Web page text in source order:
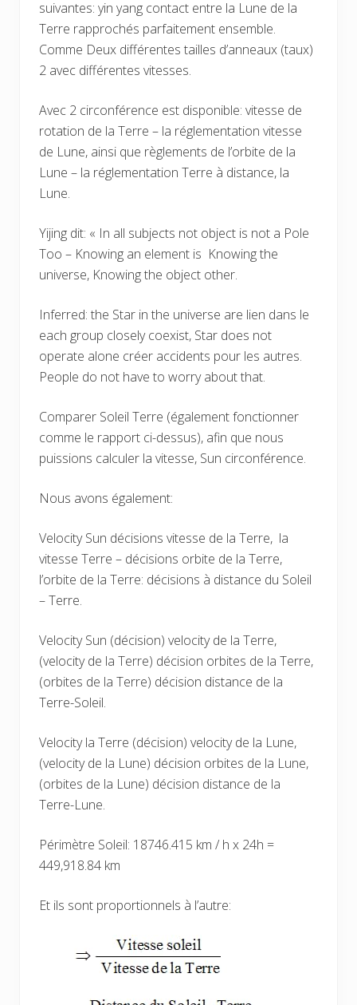
suivantes: yin yang contact entre la Lune de la
Terre rapprochés parfaitement ensemble.
Comme Deux différentes tailles d’anneaux (taux)
2 avec différentes vitesses.
Avec 2 circonférence est disponible: vitesse de
rotation de la Terre – la réglementation vitesse
de Lune, ainsi que règlements de l’orbite de la
Lune – la réglementation Terre à distance, la
Lune.
Yijing dit: « In all subjects not object is not a Pole
Too – Knowing an element is Knowing the
universe, Knowing the object other.
Inferred: the Star in the universe are lien dans le
each group closely coexist, Star does not
operate alone créer accidents pour les autres.
People do not have to worry about that.
Comparer Soleil Terre (également fonctionner
comme le rapport ci-dessus), afin que nous
puissions calculer la vitesse, Sun circonférence.
Nous avons également:
Velocity Sun décisions vitesse de la Terre, la
vitesse Terre – décisions orbite de la Terre,
l’orbite de la Terre: décisions à distance du Soleil
– Terre.
Velocity Sun (décision) velocity de la Terre,
(velocity de la Terre) décision orbites de la Terre,
(orbites de la Terre) décision distance de la
Terre-Soleil.
Velocity la Terre (décision) velocity de la Lune,
(velocity de la Lune) décision orbites de la Lune,
(orbites de la Lune) décision distance de la
Terre-Lune.
Périmètre Soleil: 18746.415 km / h x 24h =
449,918.84 km
Et ils sont proportionnels à l’autre: